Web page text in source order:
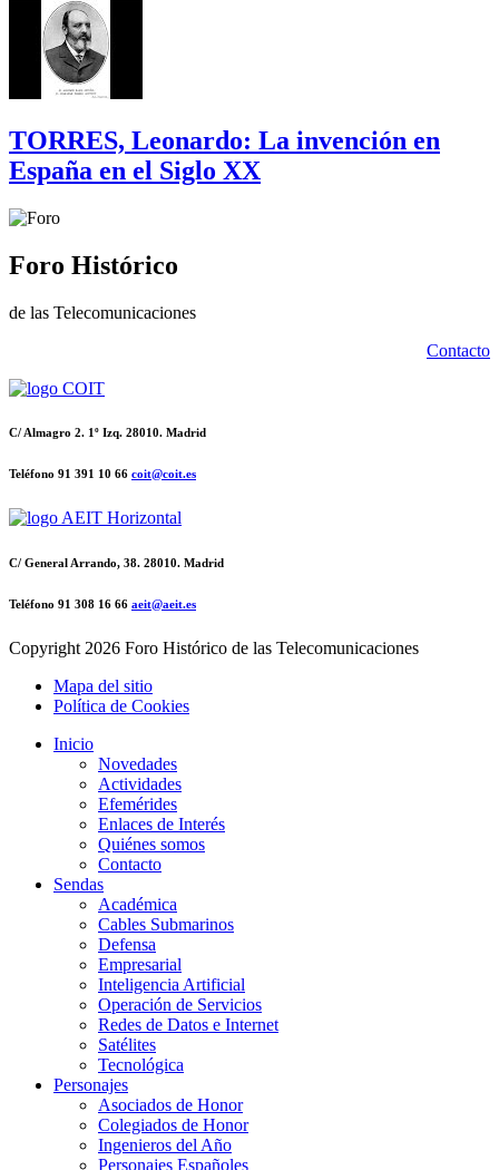
TORRES, Leonardo: La invención en
España en el Siglo XX
Foro Histórico
de las Telecomunicaciones
Contacto
C/ Almagro 2. 1º Izq. 28010. Madrid
Teléfono 91 391 10 66 coit@coit.es
C/ General Arrando, 38. 28010. Madrid
Teléfono 91 308 16 66 aeit@aeit.es
Copyright 2026 Foro Histórico de las Telecomunicaciones
Mapa del sitio
Política de Cookies
Inicio
Novedades
Actividades
Efemérides
Enlaces de Interés
Quiénes somos
Contacto
Sendas
Académica
Cables Submarinos
Defensa
Empresarial
Inteligencia Artificial
Operación de Servicios
Redes de Datos e Internet
Satélites
Tecnológica
Personajes
Asociados de Honor
Colegiados de Honor
Ingenieros del Año
Personajes Españoles